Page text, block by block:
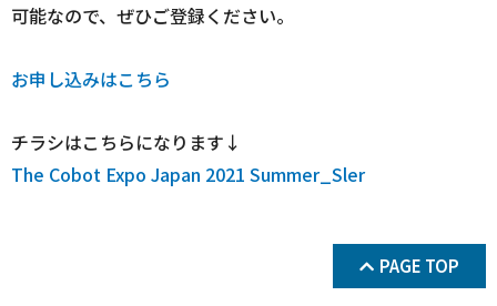
可能なので、ぜひご登録ください。
お申し込みはこちら
チラシはこちらになります↓
The Cobot Expo Japan 2021 Summer_Sler
PAGE TOP